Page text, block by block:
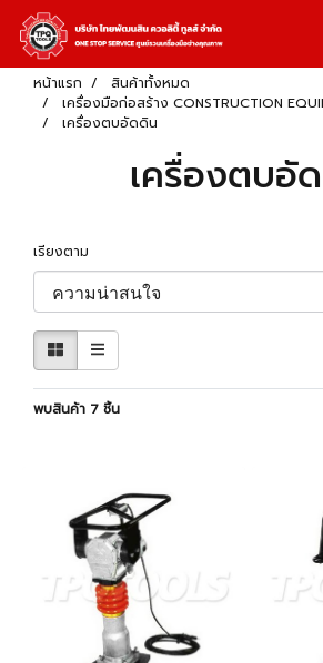
หน้าแรก
สินค้าทั้งหมด
เครื่องมือก่อสร้าง CONSTRUCTION
เครื่องตบอัดดิน
เครื่องตบอั
เรียงตาม
พบสินค้า 7 ชิ้น